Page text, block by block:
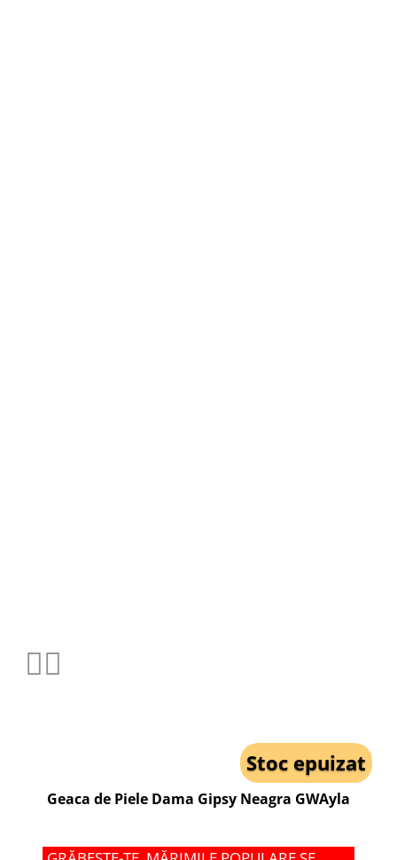
Stoc epuizat
Geaca de Piele Dama Gipsy Neagra GWAyla